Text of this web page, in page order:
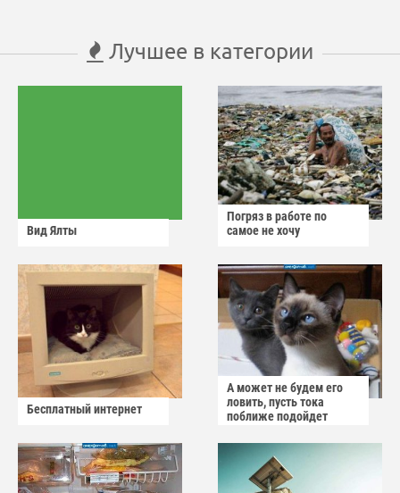
Лучшее в категории
Вид Ялты
Погряз в работе по
самое не хочу
Бесплатный интернет
А может не будем его
ловить, пусть тока
поближе подойдет